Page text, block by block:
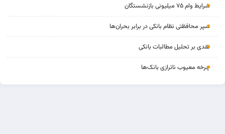
شرایط وام ۷۵ میلیونی بازنشستگان
سپر محافظتی نظام بانکی در برابر بحران‌ها
نقدی بر تحلیل مطالبات بانکی
چرخه‌ معیوب ناترازی بانک‌ها